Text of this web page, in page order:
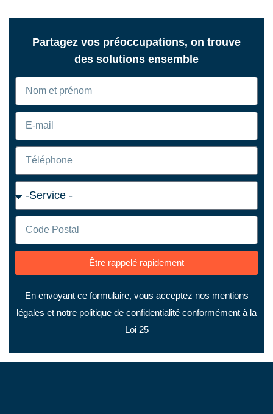
Partagez vos préoccupations, on trouve
des solutions ensemble
Être rappelé rapidement
En envoyant ce formulaire, vous acceptez nos mentions
légales et notre politique de confidentialité conformément à la
Loi 25